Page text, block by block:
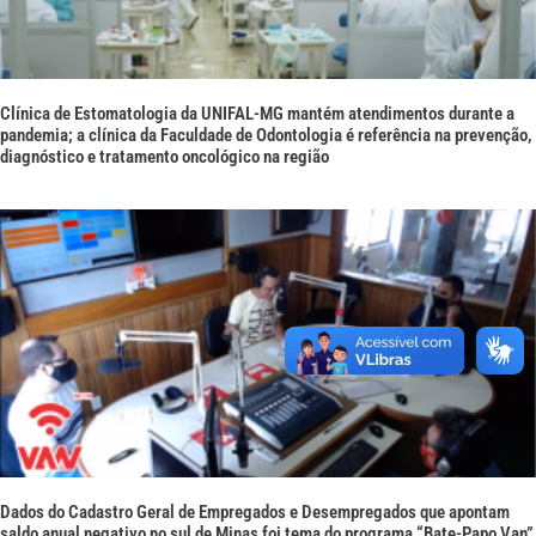
Clínica de Estomatologia da UNIFAL-MG mantém atendimentos durante a
pandemia; a clínica da Faculdade de Odontologia é referência na prevenção,
diagnóstico e tratamento oncológico na região
Dados do Cadastro Geral de Empregados e Desempregados que apontam